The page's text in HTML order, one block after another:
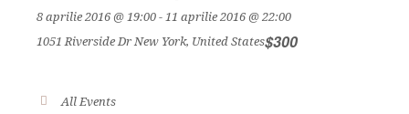
8 aprilie 2016 @ 19:00 - 11 aprilie 2016 @ 22:00
1051 Riverside Dr New York, United States$300
All Events